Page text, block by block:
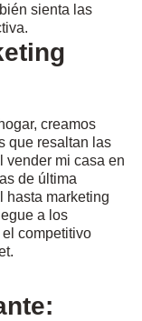
sienta las
creamos
que resaltan las
vender mi casa en
de última
hasta marketing
a los
competitivo